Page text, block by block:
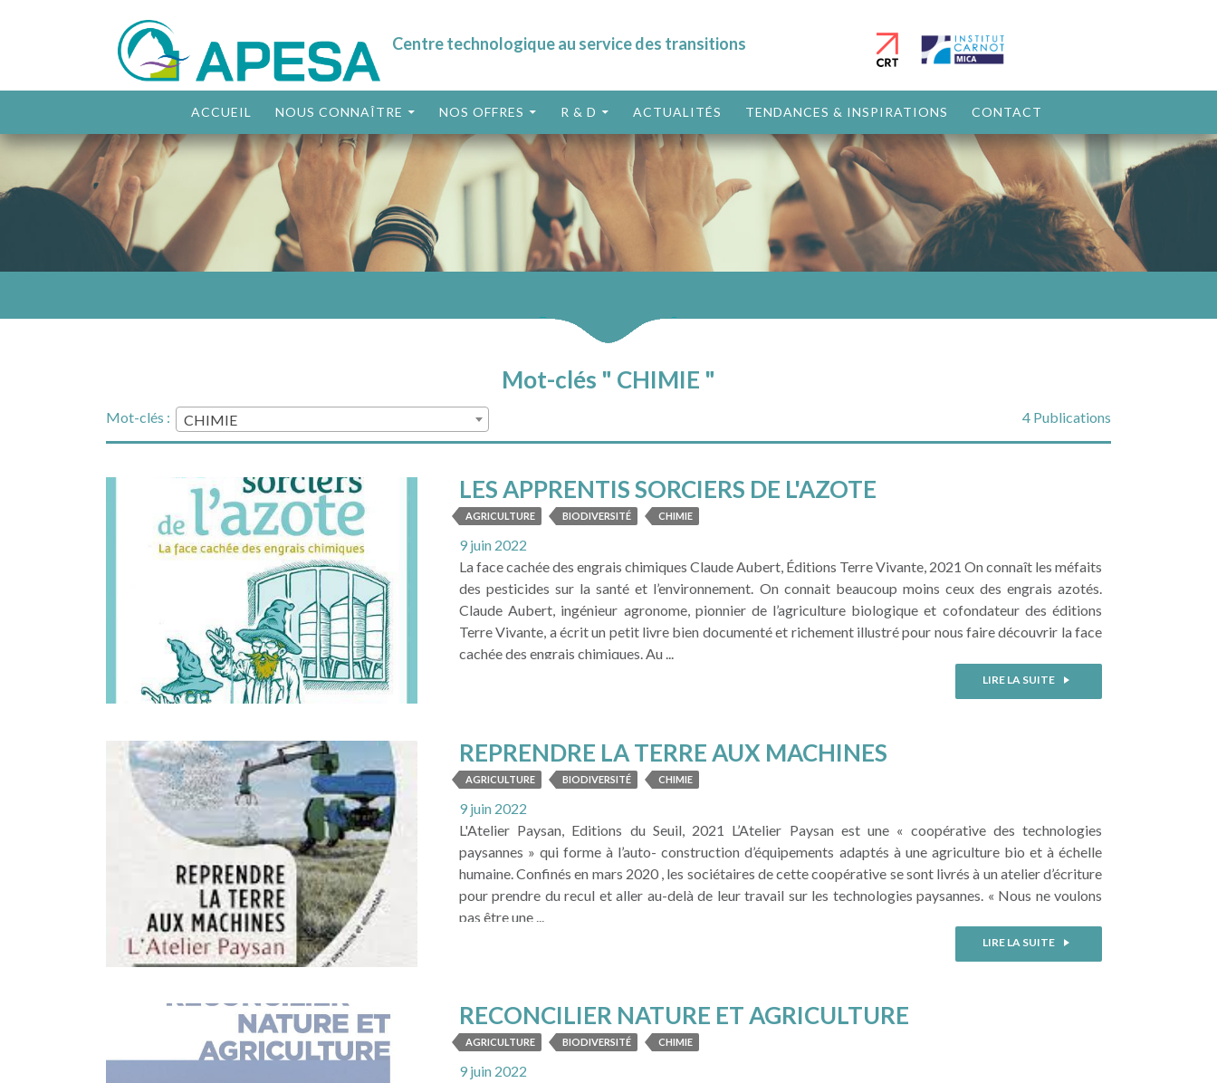
Centre technologique au service des transitions
ACCUEIL
NOUS CONNAÎTRE NOS OFFRES R & D ACTUALITÉS TENDANCES & INSPIRATIONS CONTACT
Mot-clés " CHIMIE "
4 Publications
Mot-clés : CHIMIE
LES APPRENTIS SORCIERS DE L'AZOTE
AGRICULTURE BIODIVERSITÉ CHIMIE
9 juin 2022
La face cachée des engrais chimiques Claude Aubert, Éditions Terre Vivante, 2021 On connaît les méfaits
des pesticides sur la santé et l’environnement. On connait beaucoup moins ceux des engrais azotés.
Claude Aubert, ingénieur agronome, pionnier de l’agriculture biologique et cofondateur des éditions
Terre Vivante, a écrit un petit livre bien documenté et richement illustré pour nous faire découvrir la face
cachée des engrais chimiques. Au ...
LIRE LA SUITE
REPRENDRE LA TERRE AUX MACHINES
AGRICULTURE BIODIVERSITÉ CHIMIE
9 juin 2022
L'Atelier Paysan, Editions du Seuil, 2021 L’Atelier Paysan est une « coopérative des technologies
paysannes » qui forme à l’auto- construction d’équipements adaptés à une agriculture bio et à échelle
humaine. Confinés en mars 2020 , les sociétaires de cette coopérative se sont livrés à un atelier d’écriture
pour prendre du recul et aller au-delà de leur travail sur les technologies paysannes. « Nous ne voulons
pas être une ...
LIRE LA SUITE
RECONCILIER NATURE ET AGRICULTURE
AGRICULTURE BIODIVERSITÉ CHIMIE
9 juin 2022